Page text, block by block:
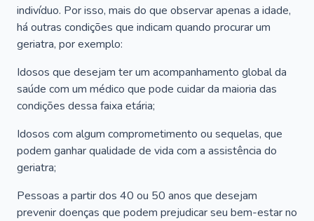
indivíduo. Por isso, mais do que observar apenas a idade,
há outras condições que indicam quando procurar um
geriatra, por exemplo:
Idosos que desejam ter um acompanhamento global da
saúde com um médico que pode cuidar da maioria das
condições dessa faixa etária;
Idosos com algum comprometimento ou sequelas, que
podem ganhar qualidade de vida com a assistência do
geriatra;
Pessoas a partir dos 40 ou 50 anos que desejam
prevenir doenças que podem prejudicar seu bem-estar no